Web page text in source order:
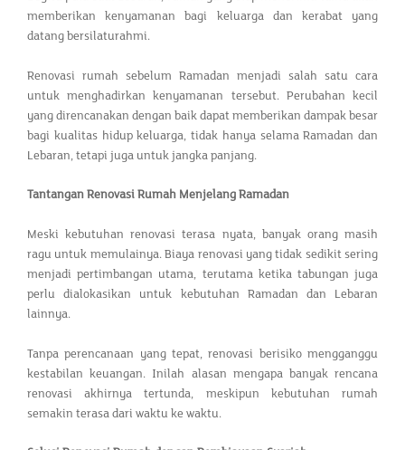
memberikan kenyamanan bagi keluarga dan kerabat yang
datang bersilaturahmi.
Renovasi rumah sebelum Ramadan menjadi salah satu cara
untuk menghadirkan kenyamanan tersebut. Perubahan kecil
yang direncanakan dengan baik dapat memberikan dampak besar
bagi kualitas hidup keluarga, tidak hanya selama Ramadan dan
Lebaran, tetapi juga untuk jangka panjang.
Tantangan Renovasi Rumah Menjelang Ramadan
Meski kebutuhan renovasi terasa nyata, banyak orang masih
ragu untuk memulainya. Biaya renovasi yang tidak sedikit sering
menjadi pertimbangan utama, terutama ketika tabungan juga
perlu dialokasikan untuk kebutuhan Ramadan dan Lebaran
lainnya.
Tanpa perencanaan yang tepat, renovasi berisiko mengganggu
kestabilan keuangan. Inilah alasan mengapa banyak rencana
renovasi akhirnya tertunda, meskipun kebutuhan rumah
semakin terasa dari waktu ke waktu.